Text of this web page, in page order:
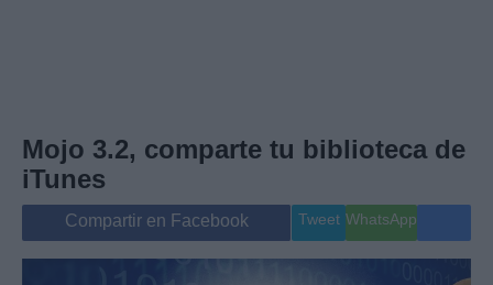
Internacional
Viajes
Musica
Mojo 3.2, comparte tu biblioteca de
iTunes
Compartir en Facebook Tweet WhatsApp